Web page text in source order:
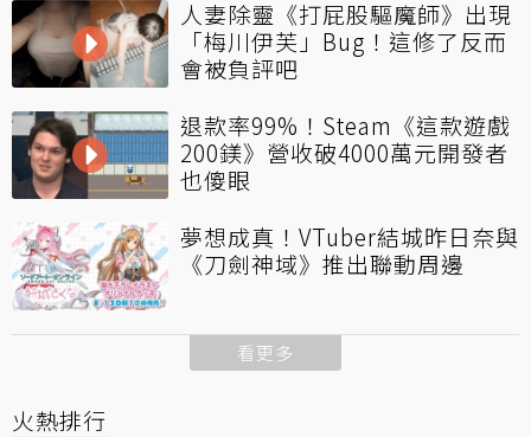
人妻除靈《打屁股驅魔師》出現
「梅川伊芙」Bug！這修了反而
會被負評吧
退款率99%！Steam《這款遊戲
200鎂》營收破4000萬元開發者
也傻眼
夢想成真！VTuber結城昨日奈與
《刀劍神域》推出聯動周邊
看更多
火熱排行